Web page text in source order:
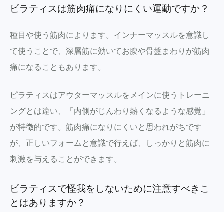
ピラティスは筋肉痛になりにくい運動ですか？
種目や使う筋肉によります。インナーマッスルを意識し
て使うことで、深層筋に効いてお腹や骨盤まわりが筋肉
痛になることもあります。
ピラティスはアウターマッスルをメインに使うトレーニ
ングとは違い、「内側がじんわり熱くなるような感覚」
が特徴的です。筋肉痛になりにくいと思われがちです
が、正しいフォームと意識で行えば、しっかりと筋肉に
刺激を与えることができます。
ピラティスで怪我をしないために注意すべきこ
とはありますか？